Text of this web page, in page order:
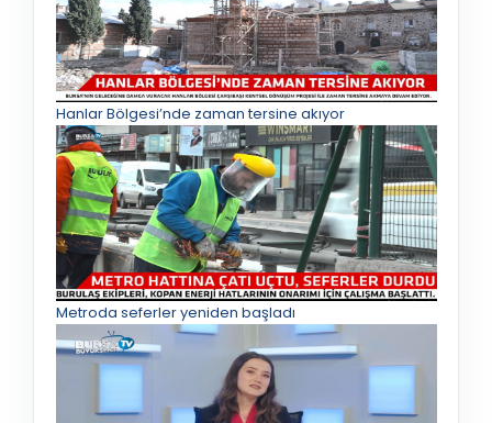
Hanlar Bölgesi’nde zaman tersine akıyor
Metroda seferler yeniden başladı